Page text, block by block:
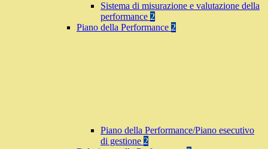
Sistema di misurazione e valutazione della
performance 2
Piano della Performance 2
Piano della Performance/Piano esecutivo
di gestione 2